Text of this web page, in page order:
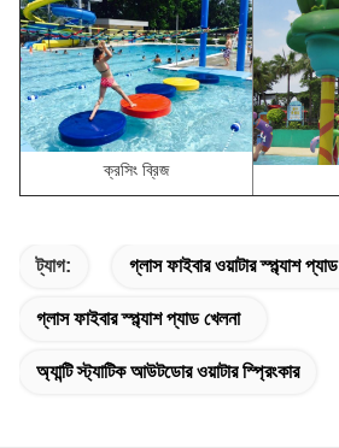
ক্রসিং ব্রিজ
ট্যাগ: গ্লাস ফাইবার ওয়াটার স্প্ল্যাশ প্যাড
গ্লাস ফাইবার স্প্ল্যাশ প্যাড খেলনা
অ্যান্টি স্ট্যাটিক আউটডোর ওয়াটার স্প্রিংকার